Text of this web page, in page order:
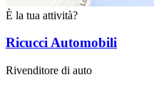
È la tua attività?
Ricucci Automobili
Rivenditore di auto